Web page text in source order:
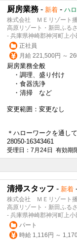
厨房業務 - 新着 - ハ
株式会社 ＭＥリゾート
高原リゾート・新田ふる
- 兵庫県神崎郡神河町上小
正社員
月給 221,500円 ～
厨房業務全般
・調理、盛り付け
・食器洗浄
・清掃 など
変更範囲：変更なし
＊ハローワークを通し
28050-16343461
受理日：7月24日 有効期
清掃スタッフ - 新着
株式会社 ＭＥリゾート
高原リゾート・新田ふる
- 兵庫県神崎郡神河町上小
パート
時給 1,116円 ～